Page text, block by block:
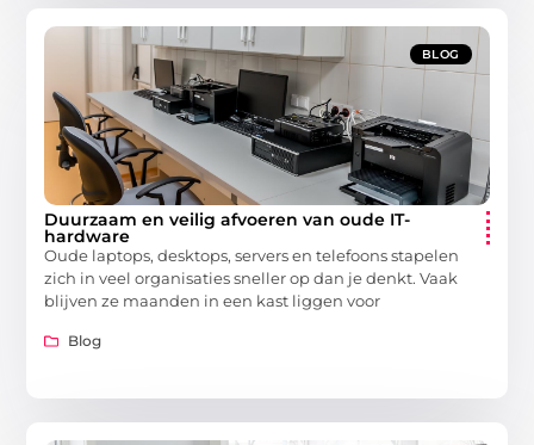
BLOG
Duurzaam en veilig afvoeren van oude IT-
hardware
Oude laptops, desktops, servers en telefoons stapelen
zich in veel organisaties sneller op dan je denkt. Vaak
blijven ze maanden in een kast liggen voor
Blog